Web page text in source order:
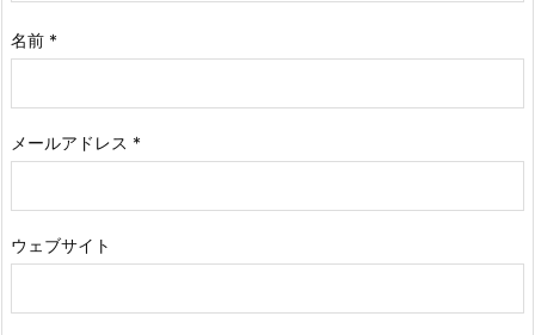
名前 *
メールアドレス *
ウェブサイト